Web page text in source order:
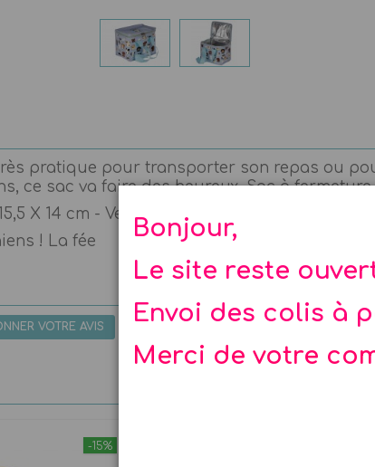
Bonjour,
Le site reste
Envoi des colis à
Merci de votre
pratique pour transporter son repas ou
ce sac va faire des heureux. Sac à fermeture
X 14 cm - Vente à l'unité
! La fée
VOTRE AVIS
-15%